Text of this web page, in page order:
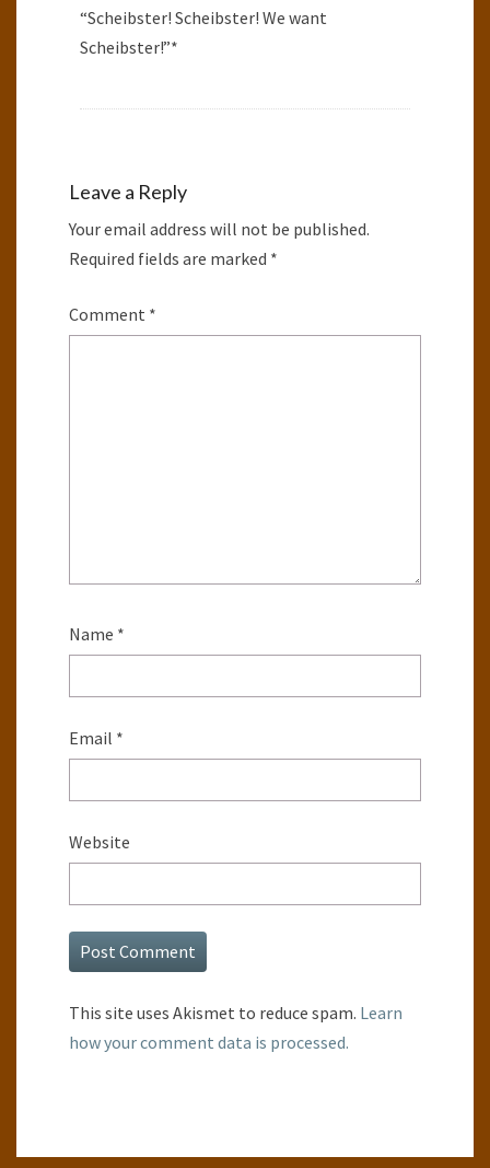
“Scheibster! Scheibster! We want
Scheibster!”*
Leave a Reply
Your email address will not be published.
Required fields are marked *
Comment *
Name *
Email *
Website
This site uses Akismet to reduce spam. Learn
how your comment data is processed.